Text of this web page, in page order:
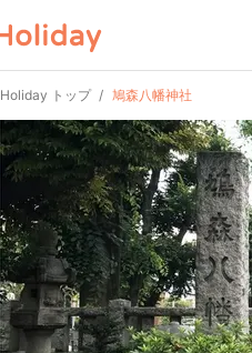
Holiday トップ 鳩森八幡神社